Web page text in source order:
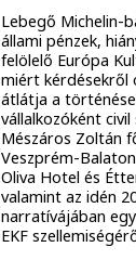
Lebegő Michelin-
állami pénzek,
felölelő Európa
miért kérdésekről
átlátja a
vállalkozóként
Mészáros Zoltán
Veszprém-
Oliva Hotel és
valamint az idén
narratívájában
EKF